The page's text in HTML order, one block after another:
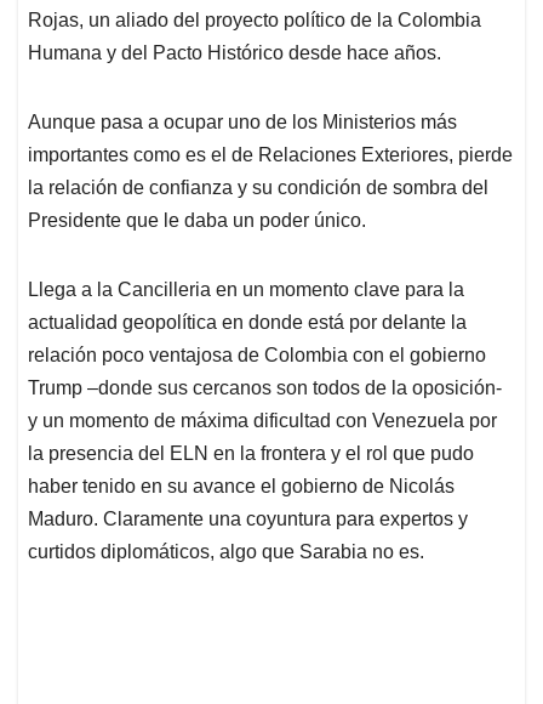
Rojas, un aliado del proyecto político de la Colombia
Humana y del Pacto Histórico desde hace años.
Aunque pasa a ocupar uno de los Ministerios más
importantes como es el de Relaciones Exteriores, pierde
la relación de confianza y su condición de sombra del
Presidente que le daba un poder único.
Llega a la Cancilleria en un momento clave para la
actualidad geopolítica en donde está por delante la
relación poco ventajosa de Colombia con el gobierno
Trump –donde sus cercanos son todos de la oposición-
y un momento de máxima dificultad con Venezuela por
la presencia del ELN en la frontera y el rol que pudo
haber tenido en su avance el gobierno de Nicolás
Maduro. Claramente una coyuntura para expertos y
curtidos diplomáticos, algo que Sarabia no es.